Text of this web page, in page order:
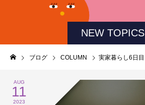
NEW TOPICS
ブログ COLUMN 実家暮らし6日目
AUG
11
2023